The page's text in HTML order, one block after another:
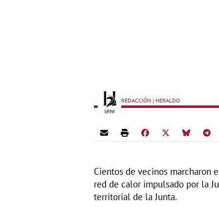
REDACCIÓN | HERALDO
Cientos de vecinos marcharon
red de calor impulsado por la
territorial de la Junta.